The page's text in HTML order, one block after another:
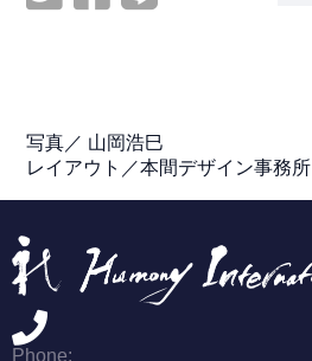
写真／ 山岡浩巳
レイアウト／本間デザイン事務所
Phone: